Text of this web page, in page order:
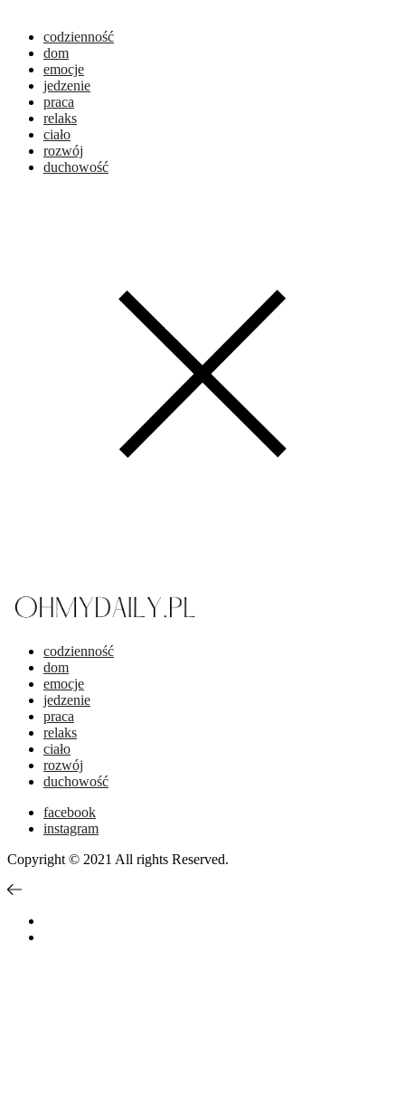
codzienność
dom
emocje
jedzenie
praca
relaks
ciało
rozwój
duchowość
codzienność
dom
emocje
jedzenie
praca
relaks
ciało
rozwój
duchowość
facebook
instagram
Copyright © 2021 All rights Reserved.